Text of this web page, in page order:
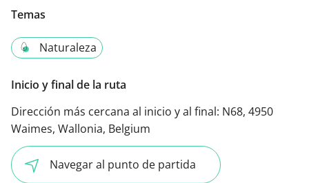
Temas
Naturaleza
Inicio y final de la ruta
Dirección más cercana al inicio y al final: N68, 4950
Waimes, Wallonia, Belgium
Navegar al punto de partida